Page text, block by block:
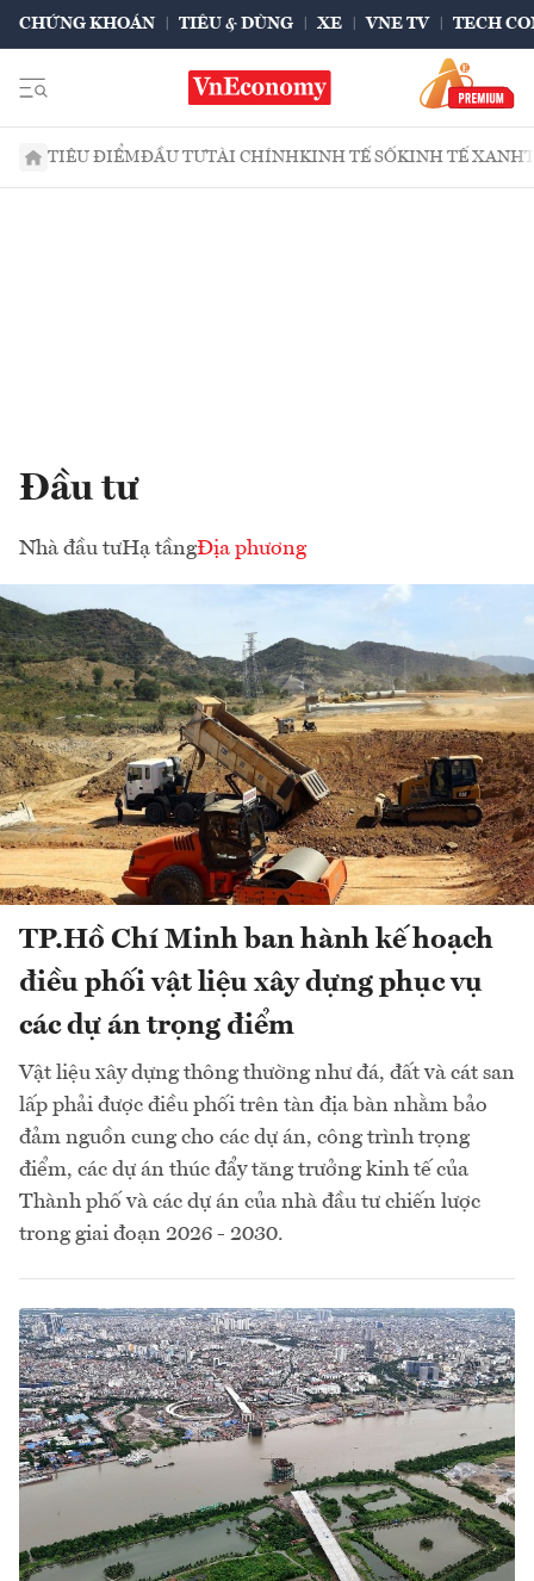
CHỨNG KHOÁN TIÊU & DÙNG XE VNE TV TECH
TIÊU ĐIỂMĐẦU TƯTÀI CHÍNHKINH TẾ SỐKINH TẾ XANH
Đầu tư
Nhà đầu tưHạ tầngĐịa phương
TP.Hồ Chí Minh ban hành kế hoạch
điều phối vật liệu xây dựng phục vụ
các dự án trọng điểm
Vật liệu xây dựng thông thường như đá, đất và cát san
lấp phải được điều phối trên tàn địa bàn nhằm bảo
đảm nguồn cung cho các dự án, công trình trọng
điểm, các dự án thúc đẩy tăng trưởng kinh tế của
Thành phố và các dự án của nhà đầu tư chiến lược
trong giai đoạn 2026 - 2030.